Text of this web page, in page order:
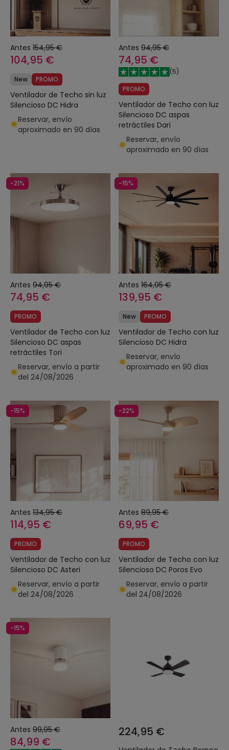
Antes 154,95 €
104,95 €
New PROMO
Ventilador de Techo sin luz
Silencioso DC Hidra
Reservar, envío
aproximado en 90 días
Antes 94,95 €
74,95 €
(5)
PROMO
Ventilador de Techo con luz
Silencioso DC aspas
retráctiles Dari
Reservar, envío
aproximado en 90 días
-21%
Antes 94,95 €
74,95 €
PROMO
Ventilador de Techo con luz
Silencioso DC aspas
retráctiles Tori
Reservar, envío a partir
del 24/08/2026
-15%
Antes 164,95 €
139,95 €
New PROMO
Ventilador de Techo con luz
Silencioso DC Hidra
Reservar, envío
aproximado en 90 días
-15%
Antes 134,95 €
114,95 €
PROMO
Ventilador de Techo con luz
Silencioso DC Asteri
Reservar, envío a partir
del 24/08/2026
-22%
Antes 89,95 €
69,95 €
PROMO
Ventilador de Techo con luz
Silencioso DC Poros Evo
Reservar, envío a partir
del 24/08/2026
-15%
Antes 99,95 €
84,99 €
224,95 €